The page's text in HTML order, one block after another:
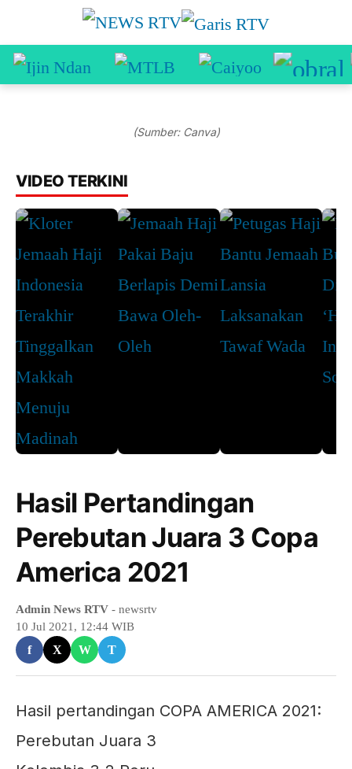
(Sumber: Canva)
VIDEO TERKINI
Hasil Pertandingan
Perebutan Juara 3 Copa
America 2021
Admin News RTV - newsrtv
10 Jul 2021, 12:44 WIB
f X W T
Hasil pertandingan COPA AMERICA 2021:
Perebutan Juara 3